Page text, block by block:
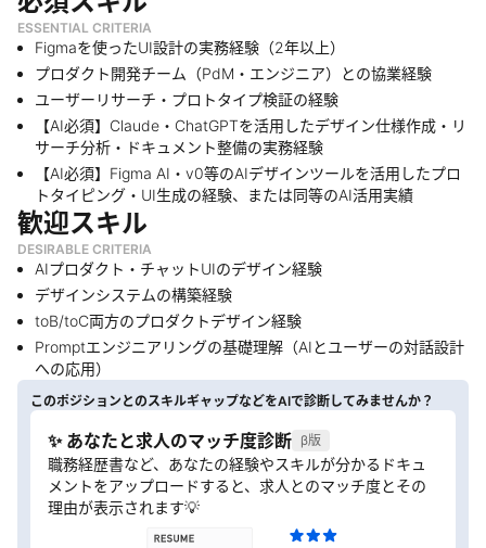
ESSENTIAL CRITERIA
Figmaを使ったUI設計の実務経験（2年以上）
プロダクト開発チーム（PdM・エンジニア）との協業経験
ユーザーリサーチ・プロトタイプ検証の経験
【AI必須】Claude・ChatGPTを活用したデザイン仕様作成・リ
サーチ分析・ドキュメント整備の実務経験
【AI必須】Figma AI・v0等のAIデザインツールを活用したプロ
トタイピング・UI生成の経験、または同等のAI活用実績
歓迎スキル
DESIRABLE CRITERIA
AIプロダクト・チャットUIのデザイン経験
デザインシステムの構築経験
toB/toC両方のプロダクトデザイン経験
Promptエンジニアリングの基礎理解（AIとユーザーの対話設計
への応用）
このポジションとのスキルギャップなどをAIで診断してみませんか？
✨ あなたと求人のマッチ度診断 β版
職務経歴書など、あなたの経験やスキルが分かるドキュ
メントをアップロードすると、求人とのマッチ度とその
理由が表示されます💡